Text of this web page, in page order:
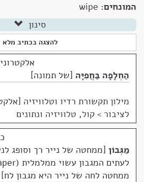
המונחים: wipe
סינון
להצגה בכתיב מלא
הַחְלָפָה בַּחֲפִיָּה של תמונה
מילון תקשורת רדיו וטלוויזיה
לציבור > קול, טלוויזיה ונתונים
מַגְּבוֹן ממחטה של נייר רך וסופג
ממחטה לחה של נייר היא מגבון לח